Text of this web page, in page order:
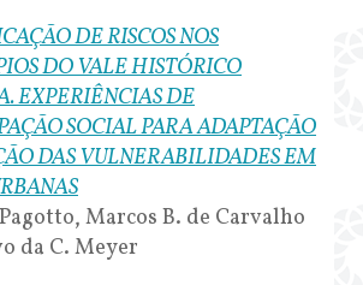
DE RISCOS NOS
DO VALE HISTÓRICO
EXPERIÊNCIAS DE
SOCIAL PARA ADAPTAÇÃO
DAS VULNERABILIDADES EM
Marcos B. de Carvalho
da C. Meyer